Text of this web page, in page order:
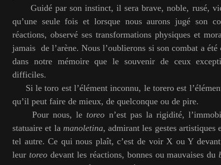
Guidé par son instinct, il sera brave, noble, rusé,
qu’une seule fois et lorsque nous aurons jugé son
réactions, observé ses transformations physiques et
jamais de l’arène. Nous l’oublierons si son combat a
dans notre mémoire que le souvenir de ceux
difficiles.
Si le toro est l’élément inconnu, le torero est
qu’il peut faire de mieux, de quelconque ou de pire.
Pour nous, le toreo n’est pas la rigidité,
statuaire et la manoletina, admirant les gestes artistiques
tel autre. Ce qui nous plaît, c’est de voir X ou Y
leur toreodevant les réactions, bonnes ou mauvaises du